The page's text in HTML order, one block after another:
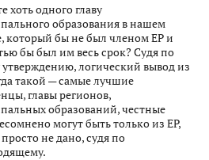
хоть одного главу
образования в нашем
который бы не был членом ЕР и
бы был им весь срок? Судя по
логический вывод из
такой — самые лучшие
главы регионов,
образований, честные
могут быть только из ЕР,
просто не дано, судя по